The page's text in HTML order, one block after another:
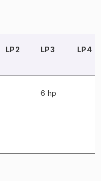
LP2 LP3 LP4
6 hp